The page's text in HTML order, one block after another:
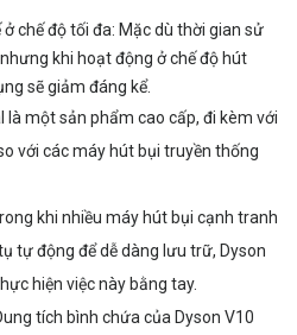
chế độ tối đa: Mặc dù thời gian sử
khi hoạt động ở chế độ hút
sẽ giảm đáng kể.
là một sản phẩm cao cấp, đi kèm với
với các máy hút bụi truyền thống
khi nhiều máy hút bụi cạnh tranh
tự động để dễ dàng lưu trữ, Dyson
hiện việc này bằng tay.
tích bình chứa của Dyson V10